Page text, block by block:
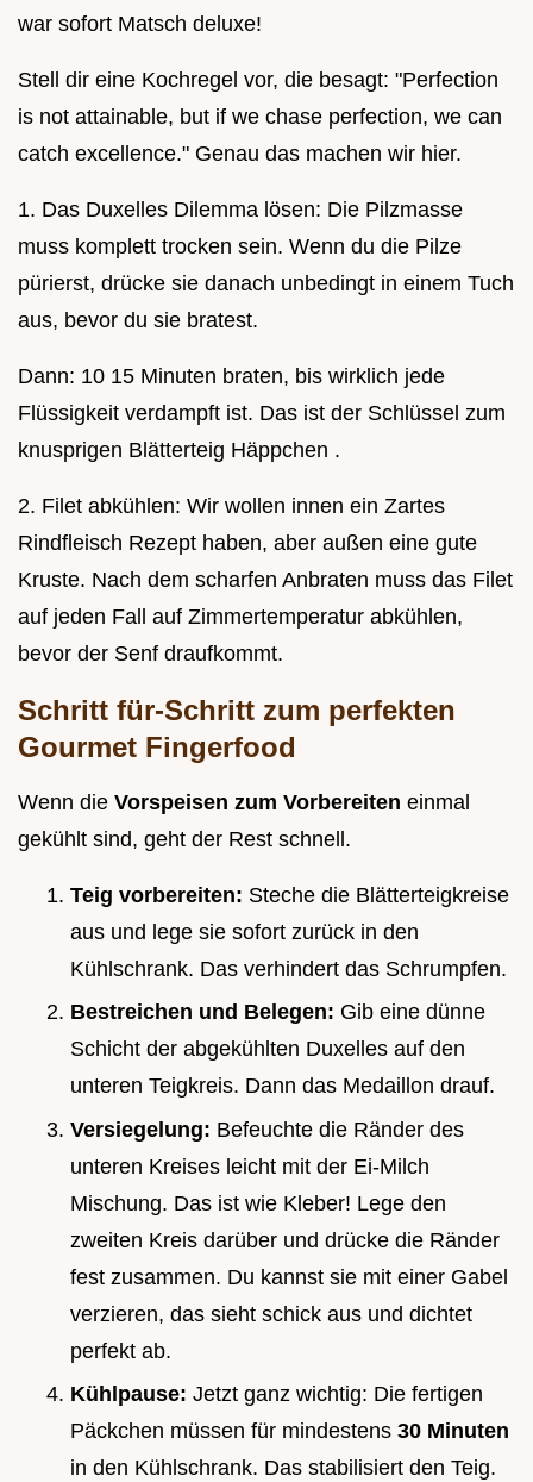
war sofort Matsch deluxe!
Stell dir eine Kochregel vor, die besagt: "Perfection
is not attainable, but if we chase perfection, we can
catch excellence." Genau das machen wir hier.
1. Das Duxelles Dilemma lösen: Die Pilzmasse
muss komplett trocken sein. Wenn du die Pilze
pürierst, drücke sie danach unbedingt in einem Tuch
aus, bevor du sie bratest.
Dann: 10 15 Minuten braten, bis wirklich jede
Flüssigkeit verdampft ist. Das ist der Schlüssel zum
knusprigen Blätterteig Häppchen .
2. Filet abkühlen: Wir wollen innen ein Zartes
Rindfleisch Rezept haben, aber außen eine gute
Kruste. Nach dem scharfen Anbraten muss das Filet
auf jeden Fall auf Zimmertemperatur abkühlen,
bevor der Senf draufkommt.
Schritt für-Schritt zum perfekten
Gourmet Fingerfood
Wenn die Vorspeisen zum Vorbereiten einmal
gekühlt sind, geht der Rest schnell.
Teig vorbereiten: Steche die Blätterteigkreise
aus und lege sie sofort zurück in den
Kühlschrank. Das verhindert das Schrumpfen.
Bestreichen und Belegen: Gib eine dünne
Schicht der abgekühlten Duxelles auf den
unteren Teigkreis. Dann das Medaillon drauf.
Versiegelung: Befeuchte die Ränder des
unteren Kreises leicht mit der Ei-Milch
Mischung. Das ist wie Kleber! Lege den
zweiten Kreis darüber und drücke die Ränder
fest zusammen. Du kannst sie mit einer Gabel
verzieren, das sieht schick aus und dichtet
perfekt ab.
Kühlpause: Jetzt ganz wichtig: Die fertigen
Päckchen müssen für mindestens 30 Minuten
in den Kühlschrank. Das stabilisiert den Teig.